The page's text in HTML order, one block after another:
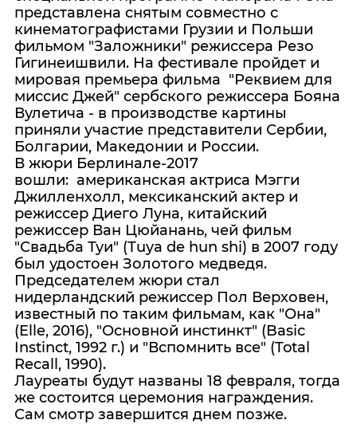
представлена снятым совместно с
кинематографистами Грузии и Польши
фильмом "Заложники" режиссера Резо
Гигинеишвили. На фестивале пройдет и
мировая премьера фильма "Реквием для
миссис Джей" сербского режиссера Бояна
Вулетича - в производстве картины
приняли участие представители Сербии,
Болгарии, Македонии и России.
В жюри Берлинале-2017
вошли: американская актриса Мэгги
Джилленхолл, мексиканский актер и
режиссер Диего Луна, китайский
режиссер Ван Цюйанань, чей фильм
"Свадьба Туи" (Тuya de hun shi) в 2007 году
был удостоен Золотого медведя.
Председателем жюри стал
нидерландский режиссер Пол Верховен,
известный по таким фильмам, как "Она"
(Elle, 2016), "Основной инстинкт" (Basic
Instinct, 1992 г.) и "Вспомнить все" (Total
Recall, 1990).
Лауреаты будут названы 18 февраля, тогда
же состоится церемония награждения.
Сам смотр завершится днем позже.